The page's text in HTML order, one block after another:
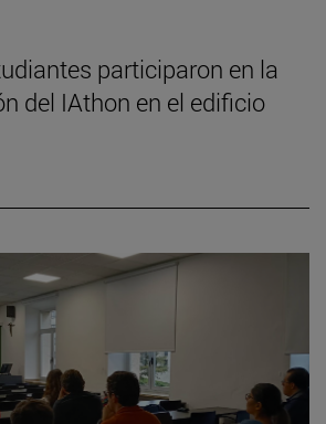
participaron en la
del IAthon en el edificio